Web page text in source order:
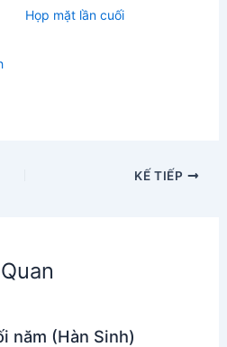
Họp mặt lần cuối
KẾ TIẾP
năm (Hàn Sinh)